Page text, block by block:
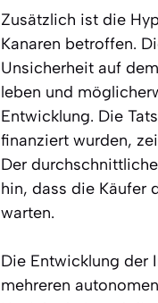
Zusätzlich ist die
Kanaren betroffen.
Unsicherheit auf
leben und
Entwicklung. Die
finanziert wurden,
Der
hin, dass die Käufer
warten.
Die Entwicklung der
mehreren